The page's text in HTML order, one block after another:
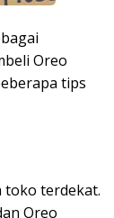
Oreo
tips
toko terdekat.
Oreo